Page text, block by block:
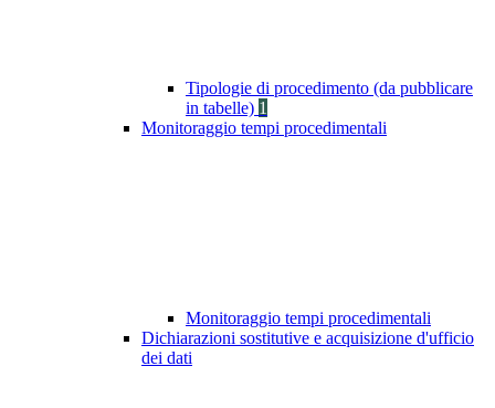
Tipologie di procedimento (da pubblicare
in tabelle) 1
Monitoraggio tempi procedimentali
Monitoraggio tempi procedimentali
Dichiarazioni sostitutive e acquisizione d'ufficio
dei dati